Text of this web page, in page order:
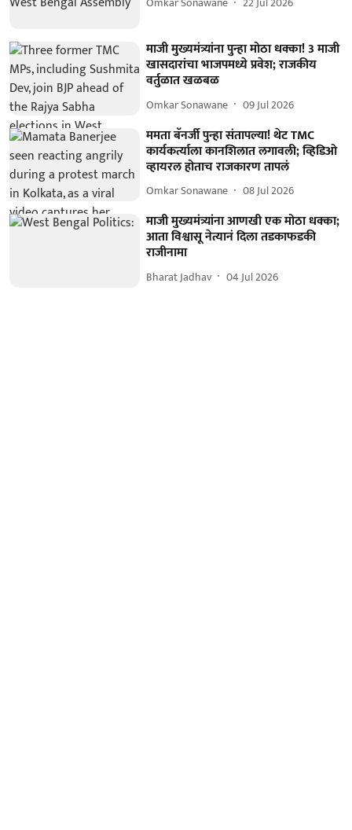
माजी मुख्यमंत्र्यांना पुन्हा मोठा धक्का! 3 माजी
खासदारांचा भाजपमध्ये प्रवेश; राजकीय
वर्तुळात खळबळ
Omkar Sonawane 09 Jul 2026
ममता बॅनर्जी पुन्हा संतापल्या! थेट TMC
कार्यकर्त्याला कानशिलात लगावली; व्हिडिओ
व्हायरल होताच राजकारण तापलं
Omkar Sonawane 08 Jul 2026
माजी मुख्यमंत्र्यांना आणखी एक मोठा धक्का;
आता विश्वासू नेत्यानं दिला तडकाफडकी
राजीनामा
Bharat Jadhav 04 Jul 2026